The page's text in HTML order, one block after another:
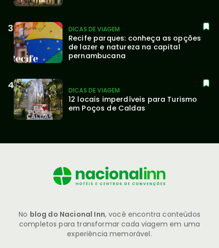
DICAS DE VIAGEM
Recife parques: conheça as opções
de lazer e natureza na capital
pernambucana
DICAS DE VIAGEM
12 locais imperdíveis para Turismo
em Poços de Caldas
No blog do Nacional Inn, você encontra conteúdos
completos para transformar cada viagem em uma
experiência memorável.